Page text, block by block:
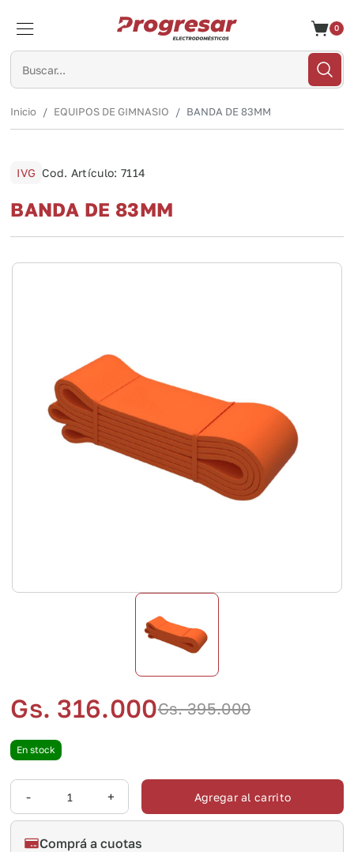
0
Cerrar
Inicio EQUIPOS DE GIMNASIO BANDA DE 83MM
IVG Cod. Artículo: 7114
BANDA DE 83MM
Gs. 316.000Gs. 395.000
En stock
- + Agregar al carrito
Comprá a cuotas